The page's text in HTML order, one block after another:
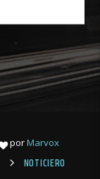
porMarvox
NOTICIERO